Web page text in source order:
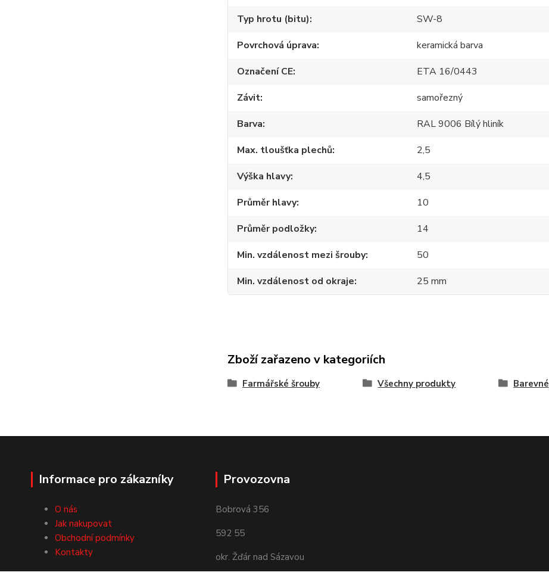
Typ hrotu (bitu)
SW-8
Povrchová úprava
keramická barva
Označení CE
ETA 16/0443
Závit
samořezný
Barva
RAL 9006 Bílý hliník
Max. tloušťka plechů
2,5
Výška hlavy
4,5
Průměr hlavy
10
Průměr podložky
14
Min. vzdálenost mezi šrouby
50
Min. vzdálenost od okraje
25 mm
Zboží zařazeno v kategoriích
Farmářské šrouby Všechny produkty Barevné
Informace pro zákazníky
O nás
Jak nakupovat
Obchodní podmínky
Kontakty
Provozovna
Bobrová 356
592 55
okr. Žďár nad Sázavou